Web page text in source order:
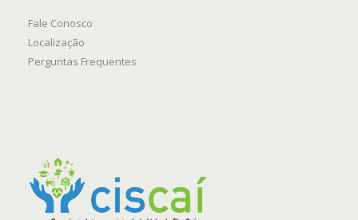
Fale Conosco
Localização
Perguntas Frequentes